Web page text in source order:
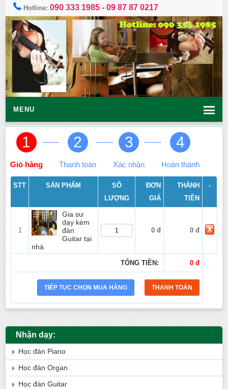
Hotline:090 333 1985 -09 87 87 0217
MENU
1
Giỏ hàng
2
Thanh toán
3
Xác nhận
4
Hoàn thành
STT SẢN PHẨM
SỐ
LƯỢNG
ĐƠN
GIÁ
THÀNH
TIỀN
-
1
Gia sư
dạy kèm
đàn
Guitar tại
nhà
0 đ 0 đ
TỔNG TIỀN: 0 đ
Nhận dạy:
Học đàn Piano
Học đàn Organ
Học đàn Guitar